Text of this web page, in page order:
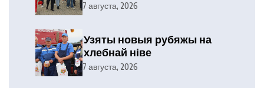
7 августа, 2026
Узяты новыя рубяжы на
хлебнай ніве
7 августа, 2026